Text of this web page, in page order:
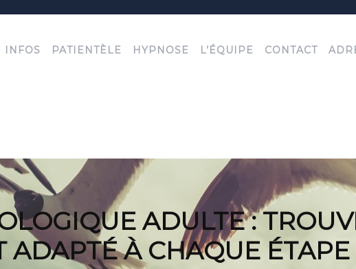
INFOS PATIENTÈLE HYPNOSE L’ÉQUIPE CONTACT
ADULTE :
À CHAQUE